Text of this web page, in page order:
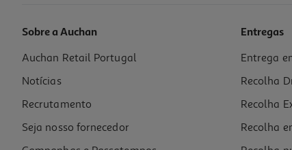
Espumante Veuve Du Vernay Demi Sec 0.75l
11.32 €/Lt
8,49 €
Sobre a Auchan
Auchan Retail Portugal
Notícias
Recrutamento
Seja nosso fornecedor
Entregas
Entrega
Recolha
Recolha
Recolha